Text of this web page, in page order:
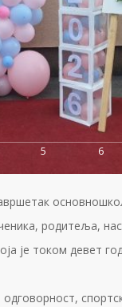
5 6
родитеља,
је током девет